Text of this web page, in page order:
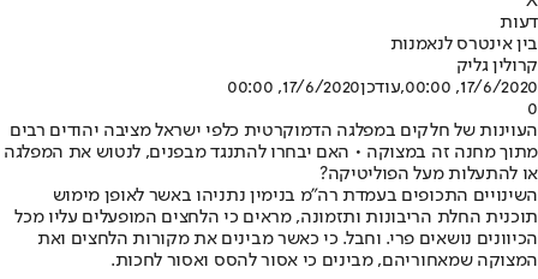
דעות
בין אינטרס לנאמנות
קרולין גליק
17/6/2020, 00:00
,עודכן17/6/2020, 00:00
0
העוינות של חלקים במפלגה הדמוקרטית כלפי ישראל מציבה יהודים רבים
מתוך מחנה זה במצוקה • האם יבחרו להתנגד מבפנים, לנטוש את המפלגה
או להתעלות מעל הפוליטיקה?
השינויים התכופים בעמדת רה"מ בנימין נתניהו באשר לאופן מימוש
תוכנית החלת הריבונות ותזמונה, מראים כי הלחצים המופעלים עליו מכל
הכיוונים נושאים פרי. וחבל. כי כאשר מבינים את מקורות הלחצים ואת
המצוקה שמאחוריהם, מבינים כי אסור להסס ואסור לחכות.